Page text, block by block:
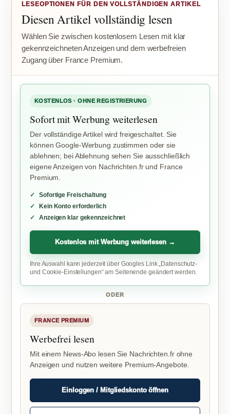
LESEOPTIONEN FÜR DEN VOLLSTÄNDIGEN ARTIKEL
Diesen Artikel vollständig lesen
Wählen Sie zwischen kostenlosem Lesen mit klar
gekennzeichneten Anzeigen und dem werbefreien
Zugang über France Premium.
KOSTENLOS · OHNE REGISTRIERUNG
Sofort mit Werbung weiterlesen
Der vollständige Artikel wird freigeschaltet. Sie
können Google-Werbung zustimmen oder sie
ablehnen; bei Ablehnung sehen Sie ausschließlich
eigene Anzeigen von Nachrichten.fr und France
Premium.
Sofortige Freischaltung
Kein Konto erforderlich
Anzeigen klar gekennzeichnet
Kostenlos mit Werbung weiterlesen →
Ihre Auswahl kann jederzeit über Googles Link „Datenschutz-
und Cookie-Einstellungen“ am Seitenende geändert werden.
ODER
FRANCE PREMIUM
Werbefrei lesen
Mit einem News-Abo lesen Sie Nachrichten.fr ohne
Anzeigen und nutzen weitere Premium-Angebote.
Einloggen / Mitgliedskonto öffnen